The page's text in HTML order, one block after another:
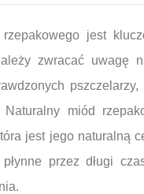
jest
zwracać
miód
jest jego naturalną
przez długi